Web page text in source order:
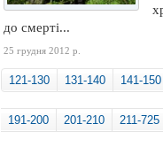
до смерті...
25 грудня 2012 р.
121-130 131-140 141-150
191-200 201-210 211-725